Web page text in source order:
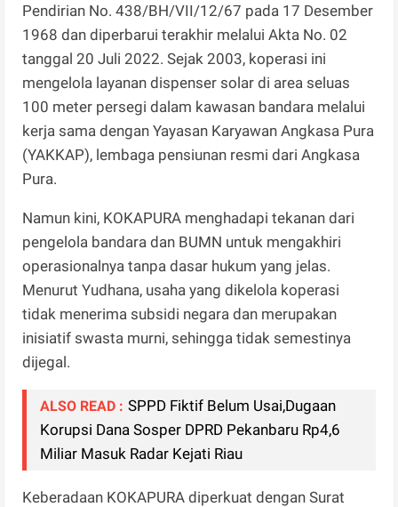
Pendirian No. 438/BH/VII/12/67 pada 17 Desember
1968 dan diperbarui terakhir melalui Akta No. 02
tanggal 20 Juli 2022. Sejak 2003, koperasi ini
mengelola layanan dispenser solar di area seluas
100 meter persegi dalam kawasan bandara melalui
kerja sama dengan Yayasan Karyawan Angkasa Pura
(YAKKAP), lembaga pensiunan resmi dari Angkasa
Pura.
Namun kini, KOKAPURA menghadapi tekanan dari
pengelola bandara dan BUMN untuk mengakhiri
operasionalnya tanpa dasar hukum yang jelas.
Menurut Yudhana, usaha yang dikelola koperasi
tidak menerima subsidi negara dan merupakan
inisiatif swasta murni, sehingga tidak semestinya
dijegal.
ALSO READ : SPPD Fiktif Belum Usai,Dugaan
Korupsi Dana Sosper DPRD Pekanbaru Rp4,6
Miliar Masuk Radar Kejati Riau
Keberadaan KOKAPURA diperkuat dengan Surat